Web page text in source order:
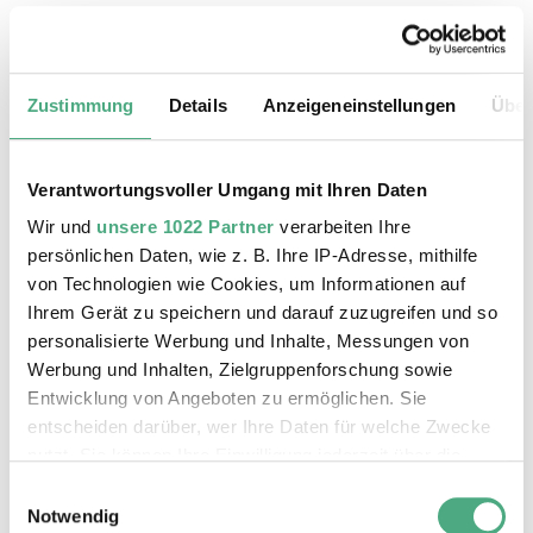
Zustimmung Details Anzeigeneinstellungen
Verantwortungsvoller Umgang mit Ihren Daten
Wir und unsere 1022 Partner verarbeiten Ihre
persönlichen Daten, wie z. B. Ihre IP-Adresse, mithilfe
von Technologien wie Cookies, um Informationen auf
Ihrem Gerät zu speichern und darauf zuzugreifen und so
personalisierte Werbung und Inhalte, Messungen von
Werbung und Inhalten, Zielgruppenforschung sowie
Entwicklung von Angeboten zu ermöglichen. Sie
entscheiden darüber, wer Ihre Daten für welche Zwecke
Trigger Symbol ändern oder widerrufen
Notwendig
Das könnte Sie auch interessieren
X RAY neu